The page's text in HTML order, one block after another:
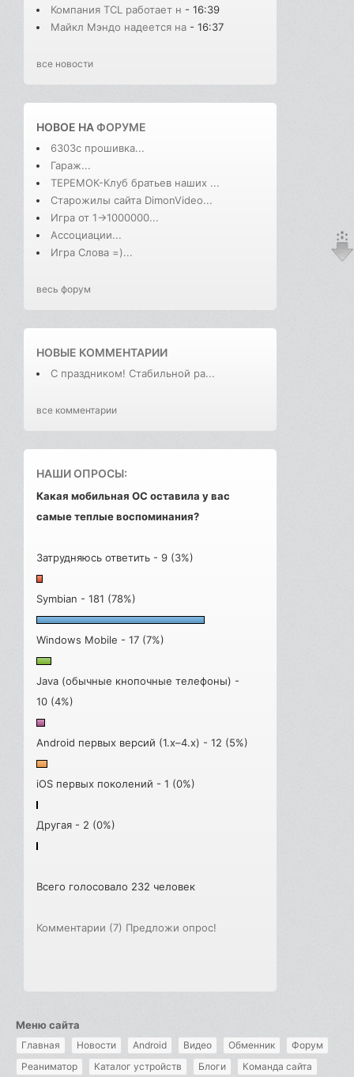
Компания TCL работает н - 16:39
Майкл Мэндо надеется на - 16:37
все новости
НОВОЕ НАФОРУМЕ
6303с прошивка...
Гараж...
ТЕРЕМОК-Клуб братьев наших ...
Старожилы сайта DimonVideo...
Игра от 1->1000000...
Ассоциации...
Игра Слова =)...
весь форум
НОВЫЕ КОММЕНТАРИИ
С праздником! Стабильной ра...
все комментарии
НАШИ ОПРОСЫ:
Какая мобильная ОС оставила у вас
самые теплые воспоминания?
Затрудняюсь ответить - 9 (3%)
Symbian - 181 (78%)
Windows Mobile - 17 (7%)
Java (обычные кнопочные телефоны) -
10 (4%)
Android первых версий (1.x–4.x) - 12 (5%)
iOS первых поколений - 1 (0%)
Другая - 2 (0%)
Всего голосовало 232 человек
Комментарии (7) Предложи опрос!
Меню сайта
Главная Новости Android Видео Обменник
Форум
Реаниматор
Каталог устройств Блоги Команда сайта